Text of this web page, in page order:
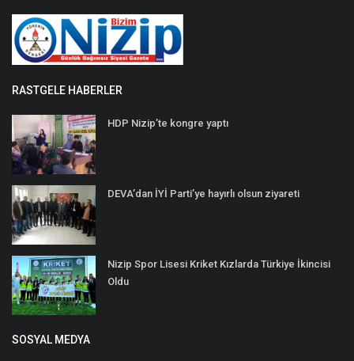
RASTGELE HABERLER
HDP Nizip’te kongre yaptı
DEVA’dan İYİ Parti’ye hayırlı olsun ziyareti
Nizip Spor Lisesi Kriket Kızlarda Türkiye İkincisi
Oldu
SOSYAL MEDYA